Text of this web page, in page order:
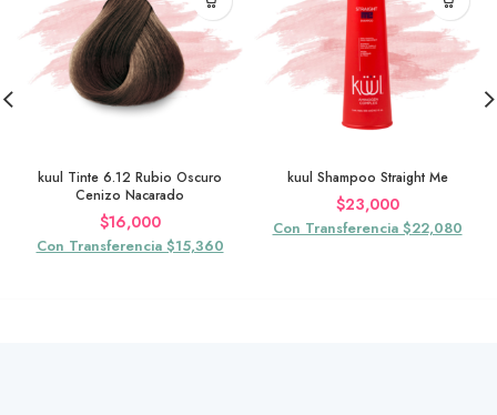
kuul Tinte 6.12 Rubio Oscuro
Cenizo Nacarado
$16,000
Con Transferencia $15,360
kuul Shampoo Straight Me
$23,000
Con Transferencia $22,080